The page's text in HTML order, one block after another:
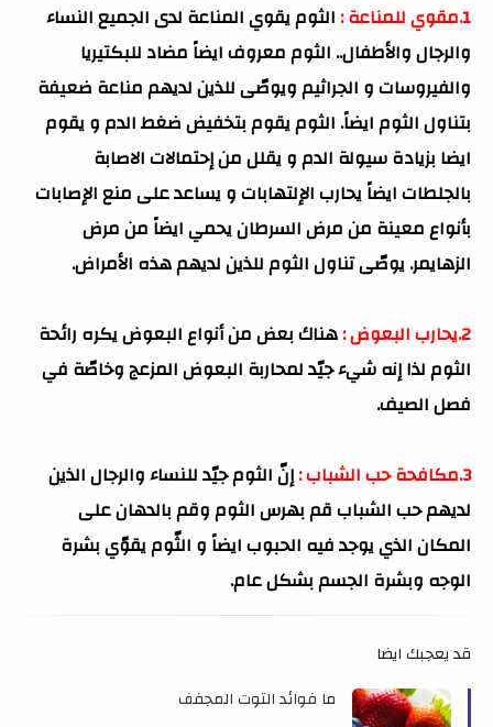
1.مقوي للمناعة :
الثوم يقوي المناعة لدى الجميع النساء
والرجال والأطفال.. الثوم معروف ايضاً مضاد للبكتيريا
والفيروسات و الجراثيم ويوصّى للذين لديهم مناعة ضعيفة
بتناول الثوم ايضاً. الثوم يقوم بتخفيض ضغط الدم و يقوم
ايضا بزيادة سيولة الدم و يقلل من إحتمالات الاصابة
بالجلطات ايضاً يحارب الإلتهابات و يساعد على منع الإصابات
بأنواع معينة من مرض السرطان يحمي ايضاً من مرض
الزهايمر. يوصّى تناول الثوم للذين لديهم هذه الأمراض.
2.يحارب البعوض :
هناك بعض من أنواع البعوض يكره رائحة
الثوم لذا إنه شيء جيّد لمحاربة البعوض المزعج وخاصّة في
فصل الصيف.
3.مكافحة حب الشباب :
إنّ الثوم جيّد للنساء والرجال الذين
لديهم حب الشباب قم بهرس الثوم وقم بالدهان على
المكان الذي يوجد فيه الحبوب ايضاً و الثّوم يقوّي بشرة
الوجه وبشرة الجسم بشكل عام.
قد يعجبك ايضا
ما فوائد التوت المجفف